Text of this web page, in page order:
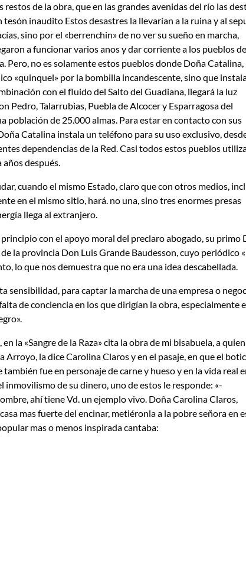
de la obra, que en las grandes avenidas del río las
inaudito Estos desastres la llevarían a la ruina y al
sino por el «berrenchin» de no ver su sueño en marcha,
a funcionar varios anos y dar corriente a los pueblos de
Pero, no es solamente estos pueblos donde Doña Catalina,
«quinquel» por la bombilla incandescente, sino que
con el fluido del Salto del Guadiana, llegará la luz
Pedro, Talarrubias, Puebla de Alcocer y Esparragosa del
población de 25.000 almas. Para estar en contacto con sus
Catalina instala un teléfono para su uso exclusivo,
dependencias de la Red. Casi todos estos pueblos
después.
cuando el mismo Estado, claro que con otros medios,
en el mismo sitio, hará. no una, sino tres enormes presas
llega al extranjero.
con el apoyo moral del preclaro abogado, su primo
la provincia Don Luis Grande Baudesson, cuyo periódico
lo que nos demuestra que no era una idea descabellada.
sensibilidad, para captar la marcha de una empresa o
de conciencia en los que dirigían la obra, especialmente
la «Sangre de la Raza» cita la obra de mi bisabuela, a
Arroyo, la dice Carolina Claros y en el pasaje, en que el
fue en personaje de carne y hueso y en la vida real
inmovilismo de su dinero, uno de estos le responde: «-
ahí tiene Vd. un ejemplo vivo. Doña Carolina Claros,
mas fuerte del encinar, metiéronla a la pobre señora en
mas o menos inspirada cantaba: